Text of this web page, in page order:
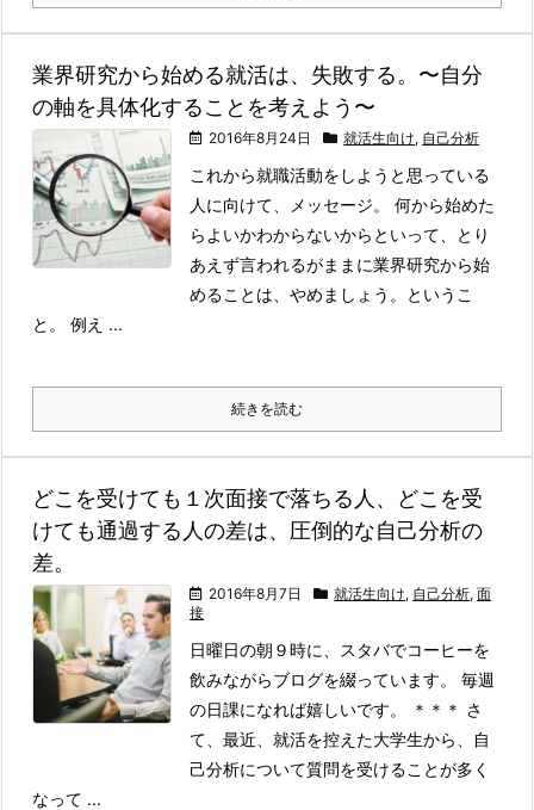
業界研究から始める就活は、失敗する。〜自分
の軸を具体化することを考えよう〜
2016年8月24日 就活生向け, 自己分析
これから就職活動をしようと思っている
人に向けて、メッセージ。 何から始めた
らよいかわからないからといって、とり
あえず言われるがままに業界研究から始
めることは、やめましょう。というこ
と。 例え ...
続きを読む
どこを受けても１次面接で落ちる人、どこを受
けても通過する人の差は、圧倒的な自己分析の
差。
2016年8月7日 就活生向け, 自己分析,面
接
日曜日の朝９時に、スタバでコーヒーを
飲みながらブログを綴っています。 毎週
の日課になれば嬉しいです。 ＊＊＊ さ
て、最近、就活を控えた大学生から、自
己分析について質問を受けることが多く
なって ...